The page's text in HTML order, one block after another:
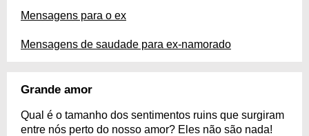
Mensagens para o ex
Mensagens de saudade para ex-namorado
Grande amor
Qual é o tamanho dos sentimentos ruins que surgiram
entre nós perto do nosso amor? Eles não são nada!